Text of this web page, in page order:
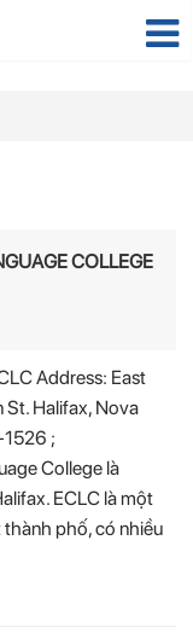
COLLEGE
Address: East
Halifax, Nova
;
College là
ECLC là một
phố, có nhiều